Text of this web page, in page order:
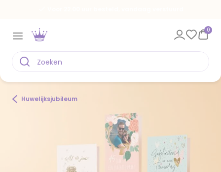
0
Huwelijksjubileum